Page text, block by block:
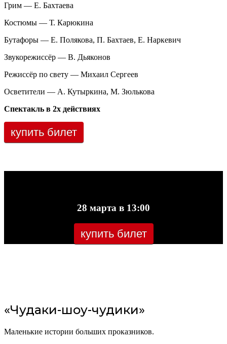
Грим — Е. Бахтаева
Костюмы — Т. Карюкина
Бутафоры — Е. Полякова, П. Бахтаев, Е. Наркевич
Звукорежиссёр — В. Дьяконов
Режиссёр по свету — Михаил Сергеев
Осветители — А. Кутыркина, М. Зюлькова
Спектакль в 2х действиях
купить билет
28 марта в 13:00
купить билет
«Чудаки-шоу-чудики»
Маленькие истории больших проказников.